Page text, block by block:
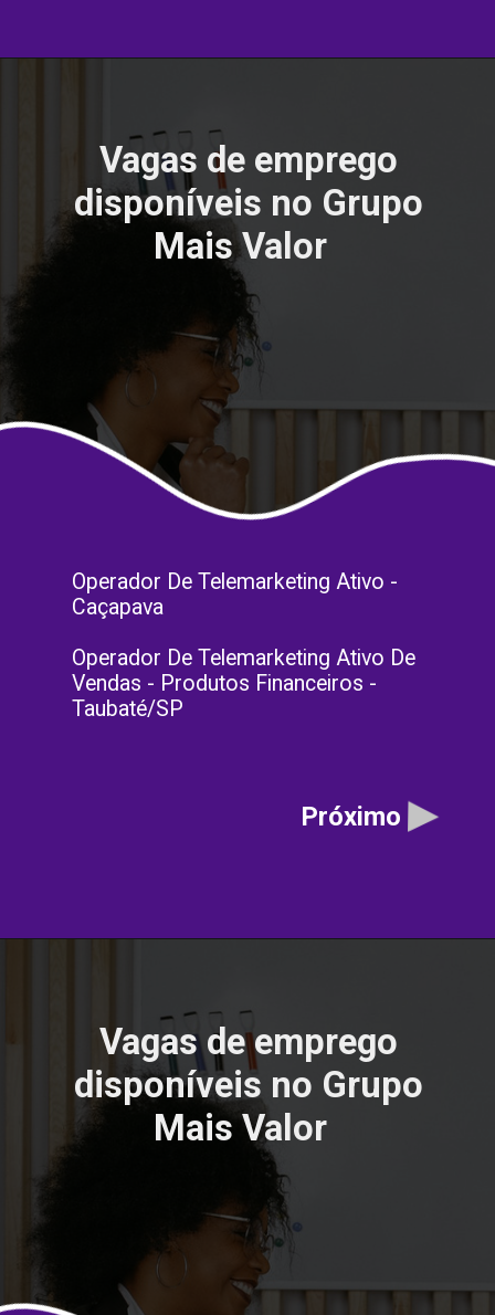
Operador De Telemarketing Ativo -
Caçapava
Operador De Telemarketing Ativo De
Vendas - Produtos Financeiros -
Taubaté/SP
Vagas de emprego
disponíveis no Grupo
Mais Valor
Próximo
Vagas de emprego
disponíveis no Grupo
Mais Valor